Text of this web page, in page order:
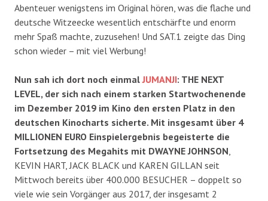
Abenteuer wenigstens im Original hören, was die flache und
deutsche Witzeecke wesentlich entschärfte und enorm
mehr Spaß machte, zuzusehen! Und SAT.1 zeigte das Ding
schon wieder – mit viel Werbung!
Nun sah ich dort noch einmalJUMANJI: THE NEXT
LEVEL, der sich nach einem starken Startwochenende
im Dezember 2019 im Kino den ersten Platz in den
deutschen Kinocharts sicherte. Mit insgesamt über 4
MILLIONEN EURO Einspielergebnis begeisterte die
Fortsetzung des Megahits mit DWAYNE JOHNSON
KEVIN HART, JACK BLACK und KAREN GILLAN seit
Mittwoch bereits über 400.000 BESUCHER – doppelt so
viele wie sein Vorgänger aus 2017, der insgesamt 2